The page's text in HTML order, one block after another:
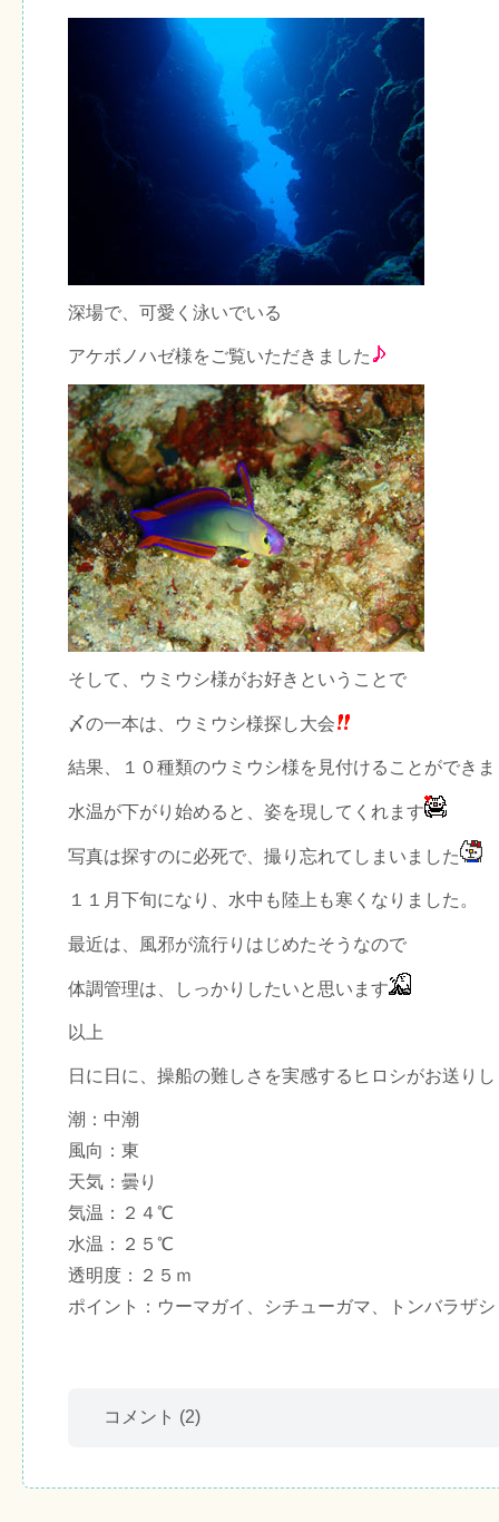
深場で、可愛く泳いでいる
アケボノハゼ様をご覧いただきました
そして、ウミウシ様がお好きということで
〆の一本は、ウミウシ様探し大会
結果、１０種類のウミウシ様を見付けることができ
水温が下がり始めると、姿を現してくれます
写真は探すのに必死で、撮り忘れてしまいました
１１月下旬になり、水中も陸上も寒くなりました。
最近は、風邪が流行りはじめたそうなので
体調管理は、しっかりしたいと思います
以上
日に日に、操船の難しさを実感するヒロシがお送り
潮：中潮
風向：東
天気：曇り
気温：２４℃
水温：２５℃
透明度：２５ｍ
ポイント：ウーマガイ、シチューガマ、トンバラザシ
コメント (2)